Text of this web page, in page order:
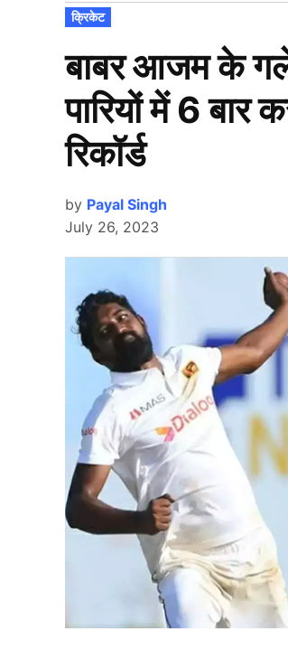
POSTED
IN
क्रिकेट
बाबर आजम के गले
पारियों में 6 बार
रिकॉर्ड
by Payal Singh
July 26, 2023